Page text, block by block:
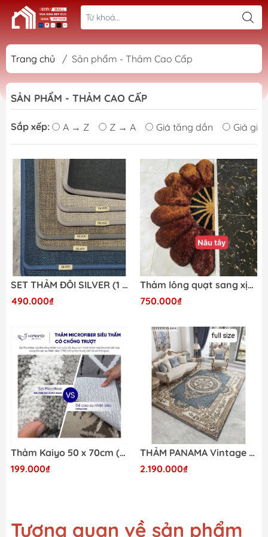
Trang chủ / Sản phẩm - Thảm Cao Cấp
SẢN PHẨM - THẢM CAO CẤP
Sắp xếp: A → Z Z → A Giá tăng dần Giá
SET THẢM ĐÔI SILVER (1 THẢM NHỎ VÀ 1 THẢM DÀI)
490.000₫
Thảm lông quạt sang xịn độc đáo, hiện đại
750.000₫
Thảm Kaiyo 50 x 70cm (1 cái)
199.000₫
THẢM PANAMA Vintage Cao Cấp Size King 2m x 3m
2.190.000₫
Tương quan về sản phẩm